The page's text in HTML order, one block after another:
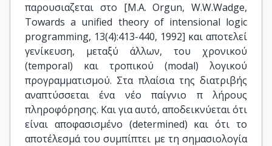
παρουσιαζεται στο [M.A. Orgun, W.W.Wadge,
Towards a unified theory of intensional logic
programming, 13(4):413-440, 1992] και αποτελεί
γενίκευση, μεταξύ άλλων, του χρονικού
(temporal) και τροπικού (modal) λογικού
προγραμματισμού. Στα πλαίσια της διατριβής
αναπτύσσεται ένα νέο παίγνιο π λήρους
πληροφόρησης. Και για αυτό, αποδεικνύεται ότι
είναι αποφασισμένο (determined) και ότι το
αποτέλεσμά του συμπίπτει με τη σημασιολογία